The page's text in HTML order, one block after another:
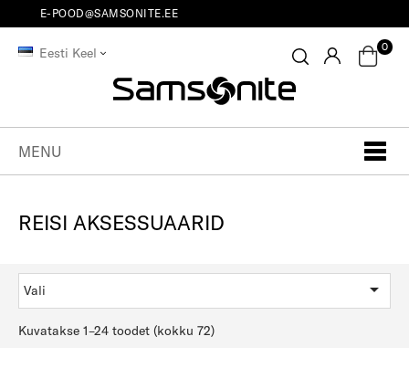
E-POOD@SAMSONITE.EE
Eesti Keel 0
MENU
REISI AKSESSUAARID
Vali 
Kuvatakse 1–24 toodet (kokku 72)